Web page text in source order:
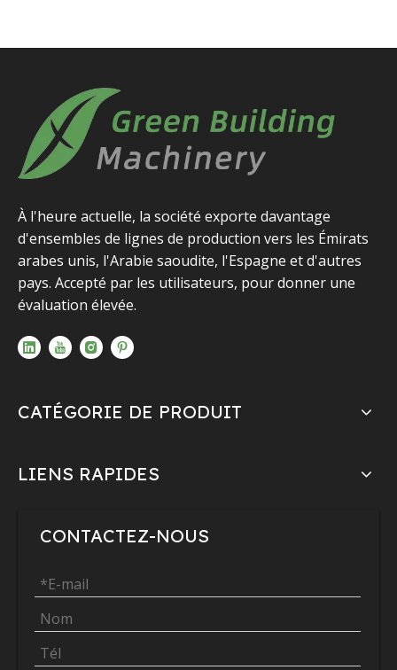
À l'heure actuelle, la société exporte davantage
d'ensembles de lignes de production vers les Émirats
arabes unis, l'Arabie saoudite, l'Espagne et d'autres
pays. Accepté par les utilisateurs, pour donner une
évaluation élevée.
CATÉGORIE DE PRODUIT
LIENS RAPIDES
CONTACTEZ-NOUS